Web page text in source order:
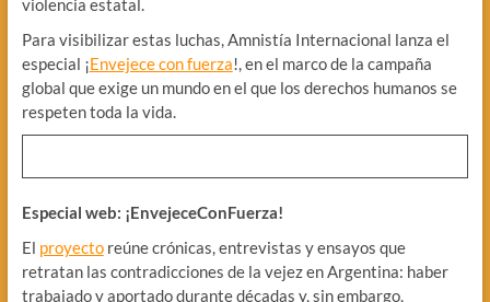
violencia estatal.
Para visibilizar estas luchas, Amnistía Internacional lanza el
especial ¡Envejece con fuerza!, en el marco de la campaña
global que exige un mundo en el que los derechos humanos se
respeten toda la vida.
Especial web: ¡EnvejeceConFuerza!
El proyectoreúne crónicas, entrevistas y ensayos que
retratan las contradicciones de la vejez en Argentina: haber
trabajado y aportado durante décadas y, sin embargo,